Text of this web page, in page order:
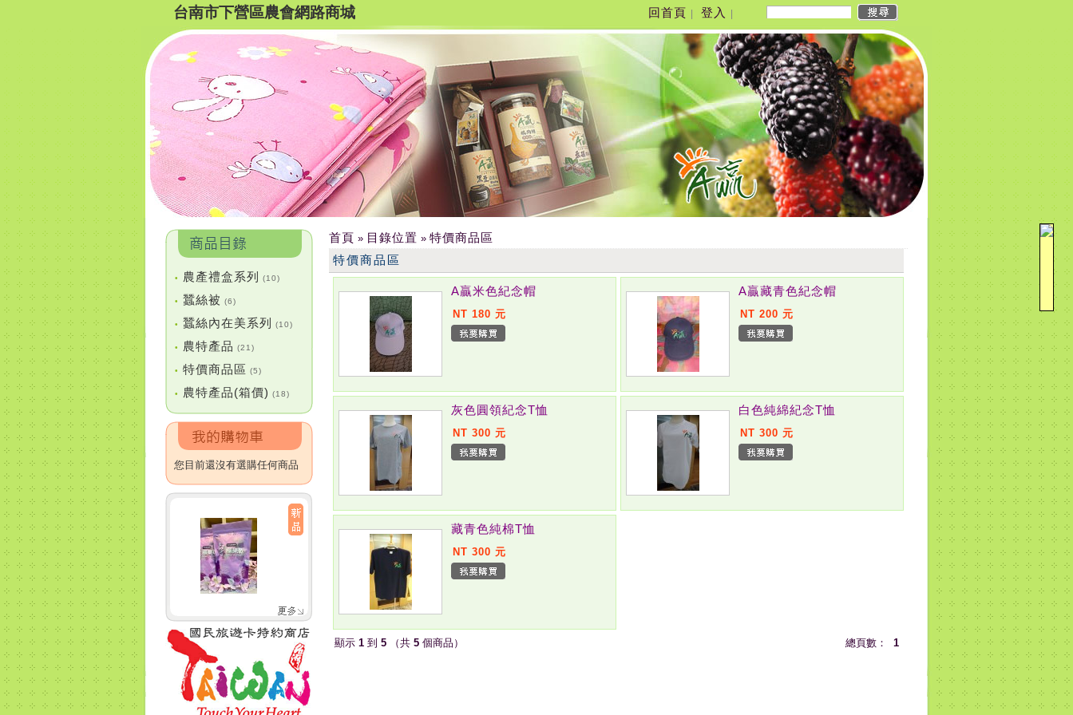
台南市下營區農會網路商城 回首頁 登入
• 農產禮盒系列 (10)
• 蠶絲被 (6)
• 蠶絲內在美系列 (10)
• 農特產品 (21)
• 特價商品區 (5)
• 農特產品(箱價) (18)
您目前還沒有選購任何商品
首頁 » 目錄位置 » 特價商品區
特價商品區
A贏米色紀念帽
NT 180 元
A贏藏青色紀念帽
NT 200 元
灰色圓領紀念T恤
NT 300 元
白色純綿紀念T恤
NT 300 元
藏青色純棉T恤
NT 300 元
顯示 1 到 5 （共 5 個商品） 總頁數： 1